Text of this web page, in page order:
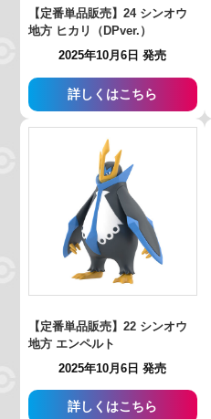
【定番単品販売】24 シンオウ
地方 ヒカリ（DPver.）
2025年10月6日 発売
詳しくはこちら
【定番単品販売】22 シンオウ
地方 エンペルト
2025年10月6日 発売
詳しくはこちら